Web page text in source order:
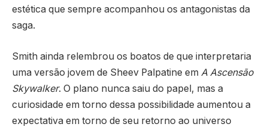
estética que sempre acompanhou os antagonistas da
saga.
Smith ainda relembrou os boatos de que interpretaria
uma versão jovem de Sheev Palpatine em A Ascensão
Skywalker. O plano nunca saiu do papel, mas a
curiosidade em torno dessa possibilidade aumentou a
expectativa em torno de seu retorno ao universo